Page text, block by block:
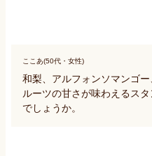
ここあ(50代・女性)
和梨、アルフォンソマンゴ
ルーツの甘さが味わえるス
でしょうか。